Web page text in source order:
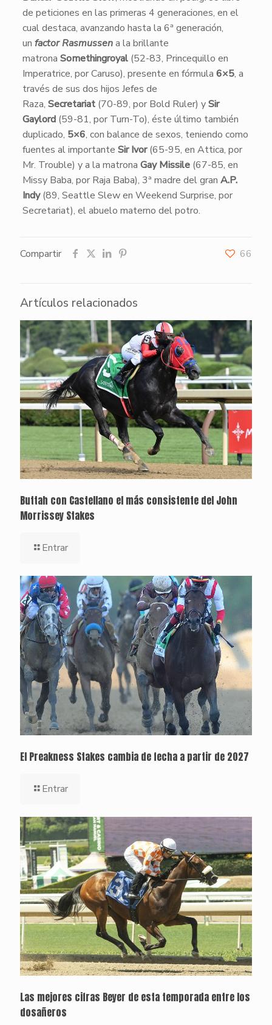
de peticiones en las primeras 4 generaciones, en el
cual destaca, avanzando hasta la 6ª generación,
un factor Rasmussena la brillante
matrona Somethingroyal(52-83, Princequillo en
Imperatrice, por Caruso), presente en fórmula 6×5, a
través de sus dos hijos Jefes de
Raza, Secretariat(70-89, por Bold Ruler) ySir
Gaylord(59-81, por Turn-To), éste último también
duplicado, 5×6, con balance de sexos, teniendo como
fuentes al importante Sir Ivor(65-95, en Attica, por
Mr. Trouble) y a la matrona Gay Missile(67-85, en
Missy Baba, por Raja Baba), 3ª madre del gran A.P.
Indy(89, Seattle Slew en Weekend Surprise, por
Secretariat), el abuelo materno del potro.
Compartir 66
Artículos relacionados
Buttah con Castellano el más consistente del John
Morrissey Stakes
Entrar
El Preakness Stakes cambia de fecha a partir de 2027
Entrar
Las mejores cifras Beyer de esta temporada entre los
dosañeros